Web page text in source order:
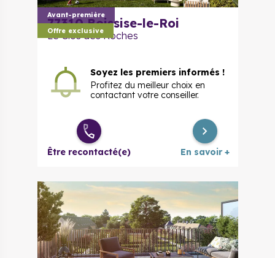
Avant-première
Offre exclusive
77310 Boissise-le-Roi
Le Clos des Roches
Soyez les premiers informés !
Profitez du meilleur choix en
contactant votre conseiller.
Être recontacté(e) En savoir +